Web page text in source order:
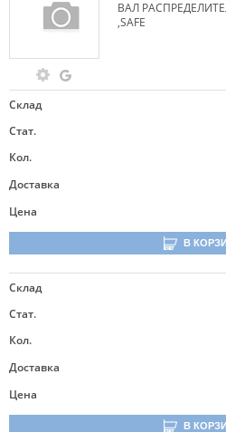
ВАЛ
,SAFE
Склад
Стат.
Кол.
Доставка
Цена
В
Склад
Стат.
Кол.
Доставка
Цена
В